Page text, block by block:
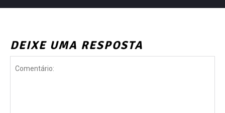
DEIXE UMA RESPOSTA